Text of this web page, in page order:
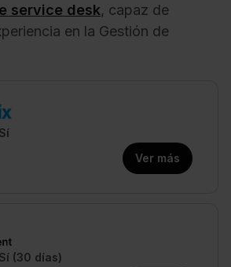
service desk, capaz de
en la Gestión de
Sí
Ver más
Sí (30 días)